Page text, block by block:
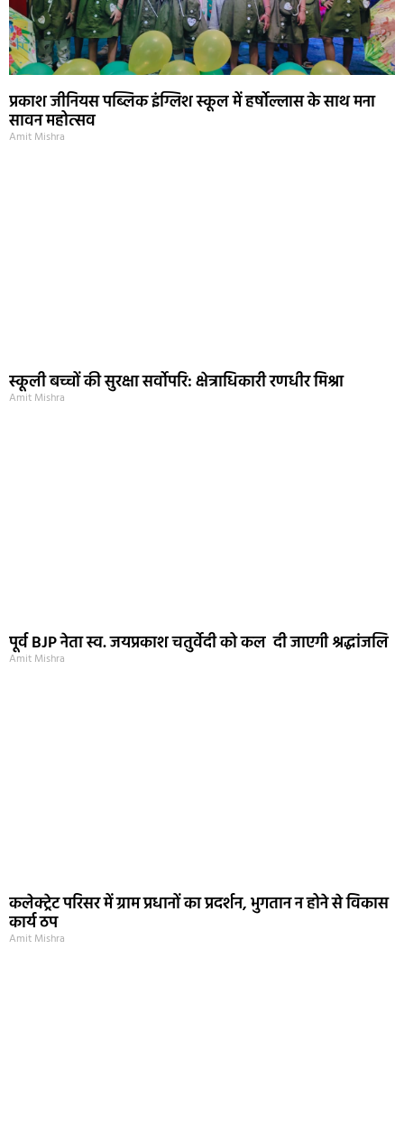
प्रकाश जीनियस पब्लिक इंग्लिश स्कूल में हर्षोल्लास के साथ मना
सावन महोत्सव
Amit Mishra
स्कूली बच्चों की सुरक्षा सर्वोपरि: क्षेत्राधिकारी रणधीर मिश्रा
Amit Mishra
पूर्व BJP नेता स्व. जयप्रकाश चतुर्वेदी को कल दी जाएगी श्रद्धांजलि
Amit Mishra
कलेक्ट्रेट परिसर में ग्राम प्रधानों का प्रदर्शन, भुगतान न होने से विकास
कार्य ठप
Amit Mishra